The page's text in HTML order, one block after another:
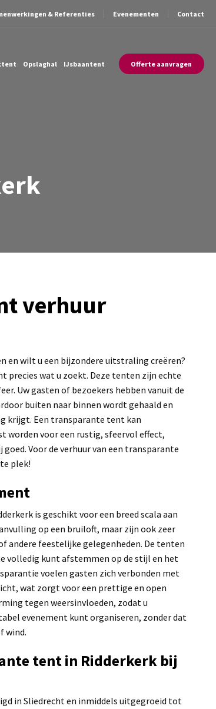
& Referenties Evenementen Contact
Opslaghal IJsbaantent Offerte aanvragen
verhuur
en wilt u een bijzondere uitstraling creëren?
wat u zoekt. Deze tenten zijn echte
Uw gasten of bezoekers hebben vanuit de
buiten naar binnen wordt gehaald en
krijgt. Een transparante tent kan
worden voor een rustig, sfeervol effect,
Voor de verhuur van een transparante
plek!
is geschikt voor een breed scala aan
op een bruiloft, maar zijn ook zeer
andere feestelijke gelegenheden. De tenten
volledig kunt afstemmen op de stijl en het
voelen gasten zich verbonden met
wat zorgt voor een prettige en open
tegen weersinvloeden, zodat u
evenement kunt organiseren, zonder dat
wind.
tent in Ridderkerk bij
in Sliedrecht en inmiddels uitgegroeid tot